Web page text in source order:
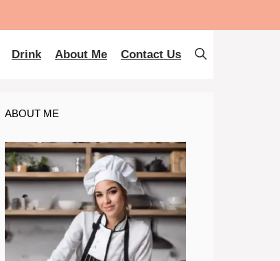
Drink About Me Contact Us
ABOUT ME